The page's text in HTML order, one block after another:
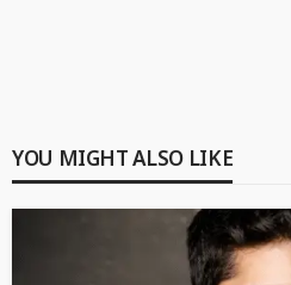
YOU MIGHT ALSO LIKE